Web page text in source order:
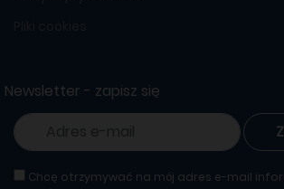
Newsletter - zapisz się
Chcę otrzymywać na mój adres e-mail